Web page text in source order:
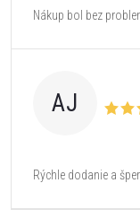
Nákup bol bez
AJ
Rýchle dodanie a